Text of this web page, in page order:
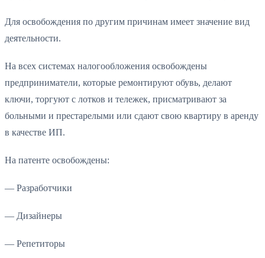
Для освобождения по другим причинам имеет значение вид
деятельности.
На всех системах налогообложения освобождены
предприниматели, которые ремонтируют обувь, делают
ключи, торгуют с лотков и тележек, присматривают за
больными и престарелыми или сдают свою квартиру в аренду
в качестве ИП.
На патенте освобождены:
— Разработчики
— Дизайнеры
— Репетиторы